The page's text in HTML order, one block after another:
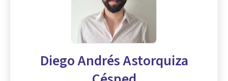
Diego Andrés Astorquiza